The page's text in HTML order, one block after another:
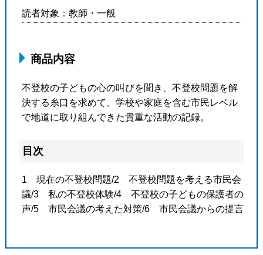
読者対象：教師・一般
商品内容
不登校の子どもの心の叫びを聞き、不登校問題を解
決する糸口を求めて、学校や家庭を含む市民レベル
で地道に取り組んできた貴重な活動の記録。
目次
1 現在の不登校問題/2 不登校問題を考える市民会
議/3 私の不登校体験/4 不登校の子どもの保護者の
声/5 市民会議の考えた対策/6 市民会議からの提言